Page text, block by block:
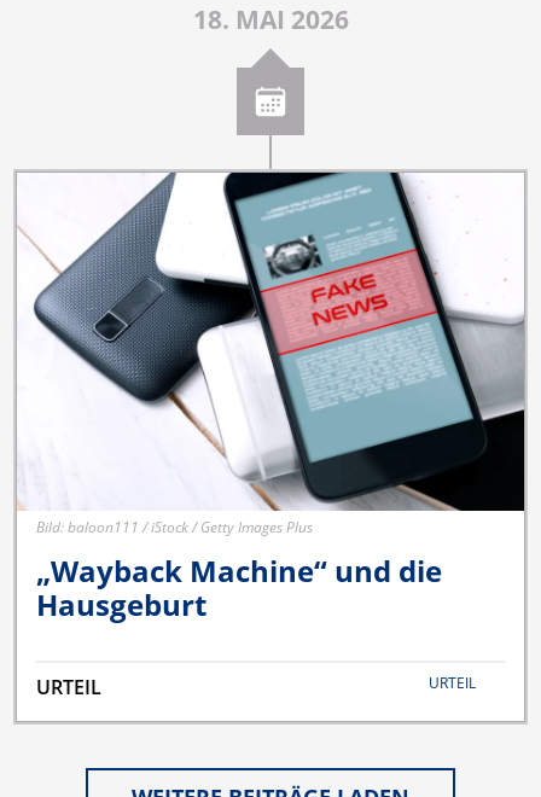
18. MAI 2026
Bild: baloon111 / iStock / Getty Images Plus
„Wayback Machine“ und die
Hausgeburt
URTEIL URTEIL